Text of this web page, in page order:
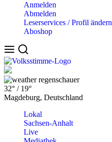
Anmelden
Abmelden
Leserservices / Profil ändern
Aboshop
regenschauer
32° / 19°
Magdeburg, Deutschland
Lokal
Sachsen-Anhalt
Live